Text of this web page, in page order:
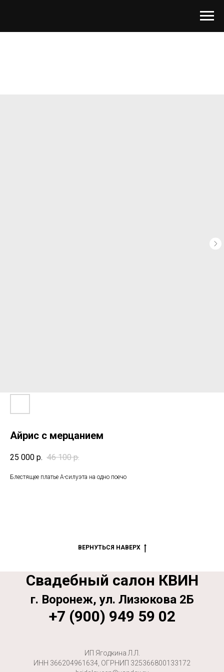
Айрис с мерцанием
25 000 р. 46 100 р.
Блестящее платье А-силуэта на одно поечо
ВЕРНУТЬСЯ НАВЕРХ
Свадебный салон КВИН
г. Воронеж, ул. Лизюкова 2Б
+7 (900) 949 59 02
ИП Ягодкина Л.Л.
ИНН 366204961634, ОГРНИП 325366800133172